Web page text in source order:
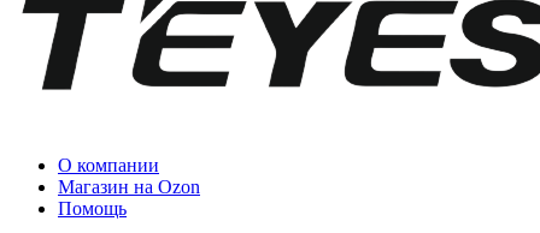
О компании
Магазин на Ozon
Помощь